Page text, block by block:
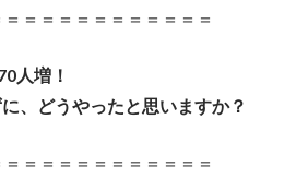
＝＝＝＝＝＝＝＝＝＝＝
人増！
、どうやったと思いますか？
＝＝＝＝＝＝＝＝＝＝＝